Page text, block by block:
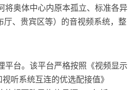
奥体中心内原本孤立、标准各异
、贵宾区等）的音视频系统，整
台。该平台严格按照《视频显示
听系统互连的优选配接值》